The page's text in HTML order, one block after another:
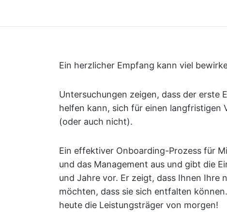
Ein herzlicher Empfang kann viel
Untersuchungen zeigen, dass der erste
helfen kann, sich für einen langfristigen
(oder auch nicht).
Ein effektiver Onboarding-Prozess für
und das Management aus und gibt die
und Jahre vor. Er zeigt, dass Ihnen Ihre
möchten, dass sie sich entfalten
heute die Leistungsträger von morgen!